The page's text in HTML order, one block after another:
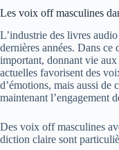
Les voix off masculines
L’industrie des livres
dernières années. Dans
important, donnant vie aux
actuelles favorisent des
d’émotions, mais aussi de
maintenant l’engagement
Des voix off masculines
diction claire sont